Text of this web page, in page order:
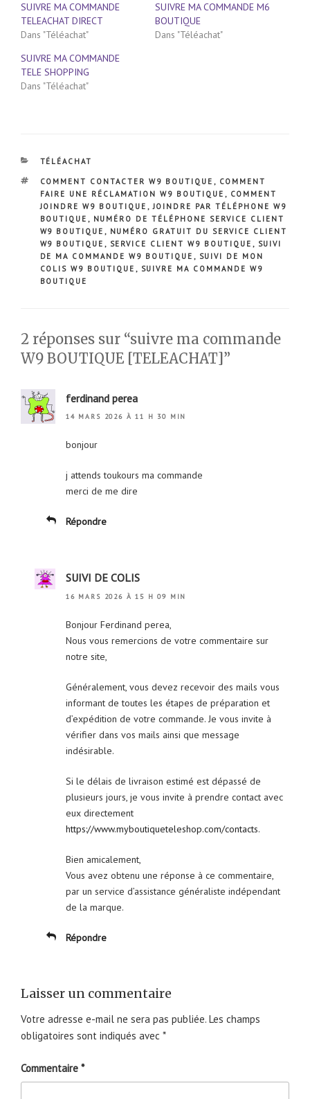
SUIVRE MA COMMANDE
TELEACHAT DIRECT
Dans "Téléachat"
SUIVRE MA COMMANDE M6
BOUTIQUE
Dans "Téléachat"
SUIVRE MA COMMANDE
TELE SHOPPING
Dans "Téléachat"
CATÉGORIES
TÉLÉACHAT
ÉTIQUETTES
COMMENT CONTACTER W9 BOUTIQUE , COMMENT
FAIRE UNE RÉCLAMATION W9 BOUTIQUE , COMMENT
JOINDRE W9 BOUTIQUE ,JOINDRE PAR TÉLÉPHONE W9
BOUTIQUE , NUMÉRO DE TÉLÉPHONE SERVICE CLIENT
W9 BOUTIQUE , NUMÉRO GRATUIT DU SERVICE CLIENT
W9 BOUTIQUE , SERVICE CLIENT W9 BOUTIQUE , SUIVI
DE MA COMMANDE W9 BOUTIQUE , SUIVI DE MON
COLIS W9 BOUTIQUE , SUIVRE MA COMMANDE W9
BOUTIQUE
2 réponses sur “suivre ma commande
W9 BOUTIQUE [TELEACHAT]”
ferdinand perea
14 MARS 2026 À 11 H 30 MIN
bonjour
j attends toukours ma commande
merci de me dire
Répondre
SUIVI DE COLIS
16 MARS 2026 À 15 H 09 MIN
Bonjour Ferdinand perea,
Nous vous remercions de votre commentaire sur
notre site,
Généralement, vous devez recevoir des mails vous
informant de toutes les étapes de préparation et
d’expédition de votre commande. Je vous invite à
vérifier dans vos mails ainsi que message
indésirable.
Si le délais de livraison estimé est dépassé de
plusieurs jours, je vous invite à prendre contact avec
eux directement
https://www.myboutiqueteleshop.com/contacts.
Bien amicalement,
Vous avez obtenu une réponse à ce commentaire,
par un service d’assistance généraliste indépendant
de la marque.
Répondre
Laisser un commentaire
Votre adresse e-mail ne sera pas publiée. Les champs
obligatoires sont indiqués avec *
Commentaire *